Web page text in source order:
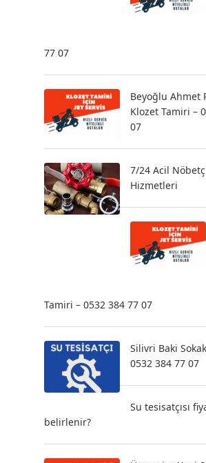
77 07
Beyoğlu Ahmet
Klozet Tamiri –
07
7/24 Acil
Hizmetleri
Tamiri – 0532 384 77 07
Silivri Baki
0532 384 77 07
Su tesisatçısı
belirlenir?